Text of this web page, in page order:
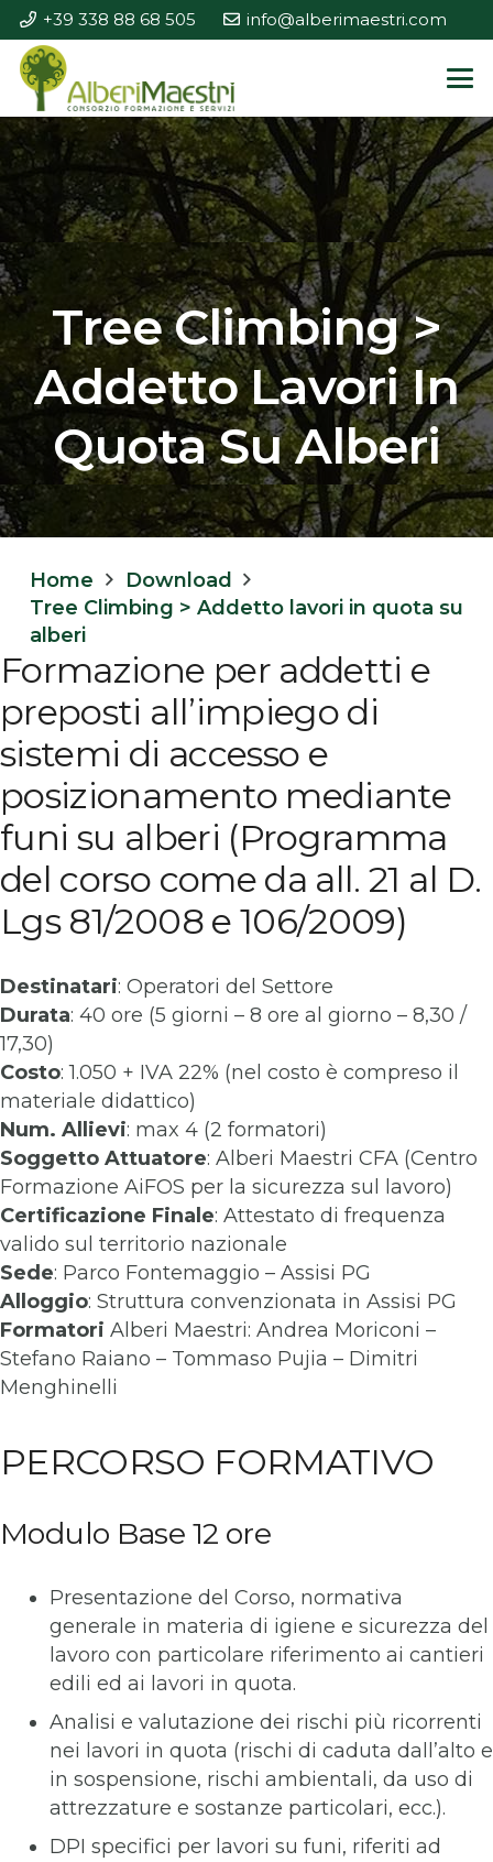
+39 338 88 68 505 info@alberimaestri.com
Tree Climbing >
Addetto Lavori In
Quota Su Alberi
Home
Download
Tree Climbing > Addetto lavori in quota su
alberi
Formazione per addetti e
preposti all’impiego di
sistemi di accesso e
posizionamento mediante
funi su alberi (Programma
del corso come da all. 21 al D.
Lgs 81/2008 e 106/2009)
Destinatari: Operatori del Settore
Durata: 40 ore (5 giorni – 8 ore al giorno – 8,30 /
17,30)
Costo: 1.050 + IVA 22% (nel costo è compreso il
materiale didattico)
Num. Allievi: max 4 (2 formatori)
Soggetto Attuatore: Alberi Maestri CFA (Centro
Formazione AiFOS per la sicurezza sul lavoro)
Certificazione Finale: Attestato di frequenza
valido sul territorio nazionale
Sede: Parco Fontemaggio – Assisi PG
Alloggio: Struttura convenzionata in Assisi PG
Formatori Alberi Maestri: Andrea Moriconi –
Stefano Raiano – Tommaso Pujia – Dimitri
Menghinelli
PERCORSO FORMATIVO
Modulo Base 12 ore
Presentazione del Corso, normativa
generale in materia di igiene e sicurezza del
lavoro con particolare riferimento ai cantieri
edili ed ai lavori in quota.
Analisi e valutazione dei rischi più ricorrenti
nei lavori in quota (rischi di caduta dall’alto e
in sospensione, rischi ambientali, da uso di
attrezzature e sostanze particolari, ecc.).
DPI specifici per lavori su funi, riferiti ad